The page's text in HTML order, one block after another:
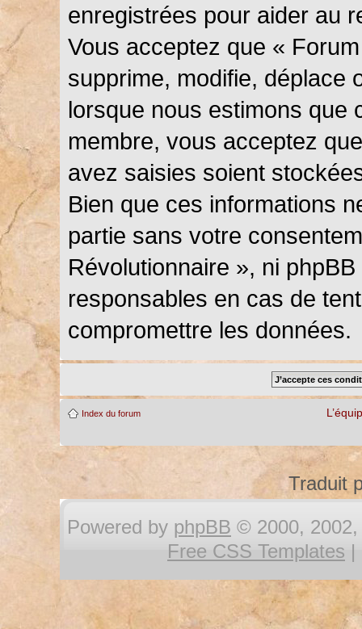
enregistrées pour aider au
Vous acceptez que «
supprime, modifie, déplace
lorsque nous estimons que
membre, vous acceptez
avez saisies soient
Bien que ces informations
partie sans votre
Révolutionnaire », ni
responsables en cas de
compromettre les données.
Index du forum
Traduit
Powered by phpBB © 2000, 2002,
Free CSS Templates |